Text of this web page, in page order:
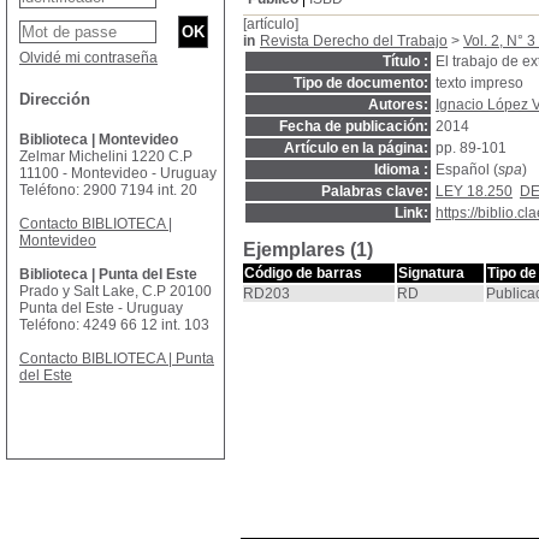
[artículo]
in Revista Derecho del Trabajo > Vol. 2, N°
Título :
El trabajo de
Tipo de documento: texto impreso
Autores:
Ignacio López
Fecha de publicación: 2014
Artículo en la página: pp. 89-101
Idioma :
Español (spa)
Palabras clave:
LEY 18.250
Link:
https://
Ejemplares (1)
Código de barras Signatura
Tipo
RD203
RD
Olvidé mi contraseña
Dirección
Biblioteca | Montevideo
Zelmar Michelini 1220 C.P
11100 - Montevideo - Uruguay
Teléfono: 2900 7194 int. 20
Contacto BIBLIOTECA |
Montevideo
Biblioteca | Punta del Este
Prado y Salt Lake, C.P 20100
Punta del Este - Uruguay
Teléfono: 4249 66 12 int. 103
Contacto BIBLIOTECA | Punta
del Este